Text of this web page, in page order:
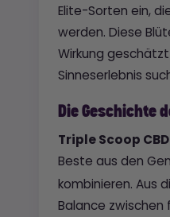
Elite-Sorten ein,
werden. Diese
Wirkung
Sinneserlebnis
Die Geschichte
Triple Scoop CBD
Beste aus den
kombinieren. Aus
Balance zwischen